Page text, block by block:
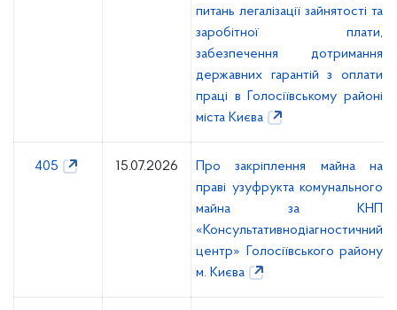
питань легалізації зайнятості та
заробітної плати,
забезпечення дотримання
державних гарантій з оплати
праці в Голосіївському районі
міста Києва
405 15.07.2026
Про закріплення майна на
праві узуфрукта комунального
майна за КНП
«Консультативнодіагностичний
центр» Голосіївського району
м. Києва